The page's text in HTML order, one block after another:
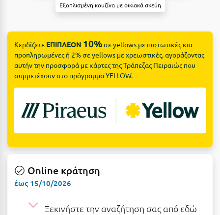
Βραχάτι Κορινθίας
Βυτίνα
Γ
Γλυφάδα
Γρεβενά
Γύθειο
Δ
Δες όλες τις προσφορές
Δες όλα τα πακέτα διακοπών
Εξοπλισμένη κουζίνα με οικιακά σκεύη
Κερδίζετε ΕΠΙΠΛΕΟΝ 10%σε yellows με πιστωτικές και
προπληρωμένες ή 2% σε yellows με χρεωστικές, αγοράζοντας
αυτήν την προσφορά με κάρτες της Τράπεζας Πειραιώς που
συμμετέχουν στο πρόγραμμα YELLOW.
Online κράτηση
έως 15/10/2026
Ξεκινήστε την αναζήτηση σας από εδώ